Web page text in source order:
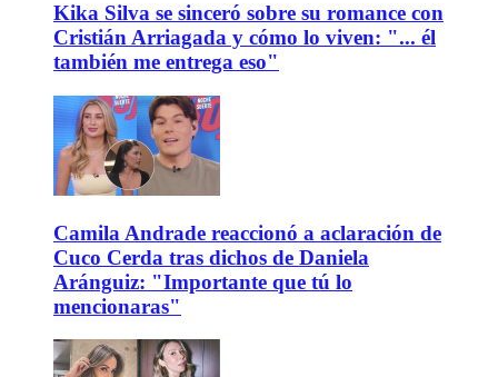
Kika Silva se sinceró sobre su romance con
Cristián Arriagada y cómo lo viven: "... él
también me entrega eso"
Camila Andrade reaccionó a aclaración de
Cuco Cerda tras dichos de Daniela
Aránguiz: "Importante que tú lo
mencionaras"